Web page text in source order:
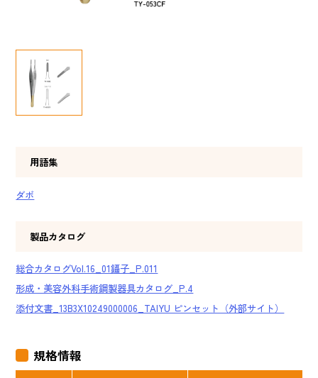
用語集
ダボ
製品カタログ
総合カタログVol.16_01鑷子_P.011
形成・美容外科手術鋼製器具カタログ_P.4
添付文書_13B3X10249000006_TAIYU ピンセット（外部サイト）
規格情報